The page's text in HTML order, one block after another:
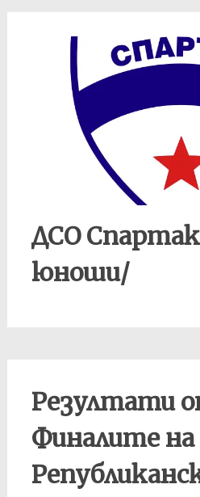
ДСО
юноши/
Резултати
Финалите на